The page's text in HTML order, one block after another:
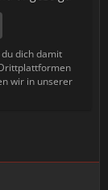
dich damit
wir in unserer